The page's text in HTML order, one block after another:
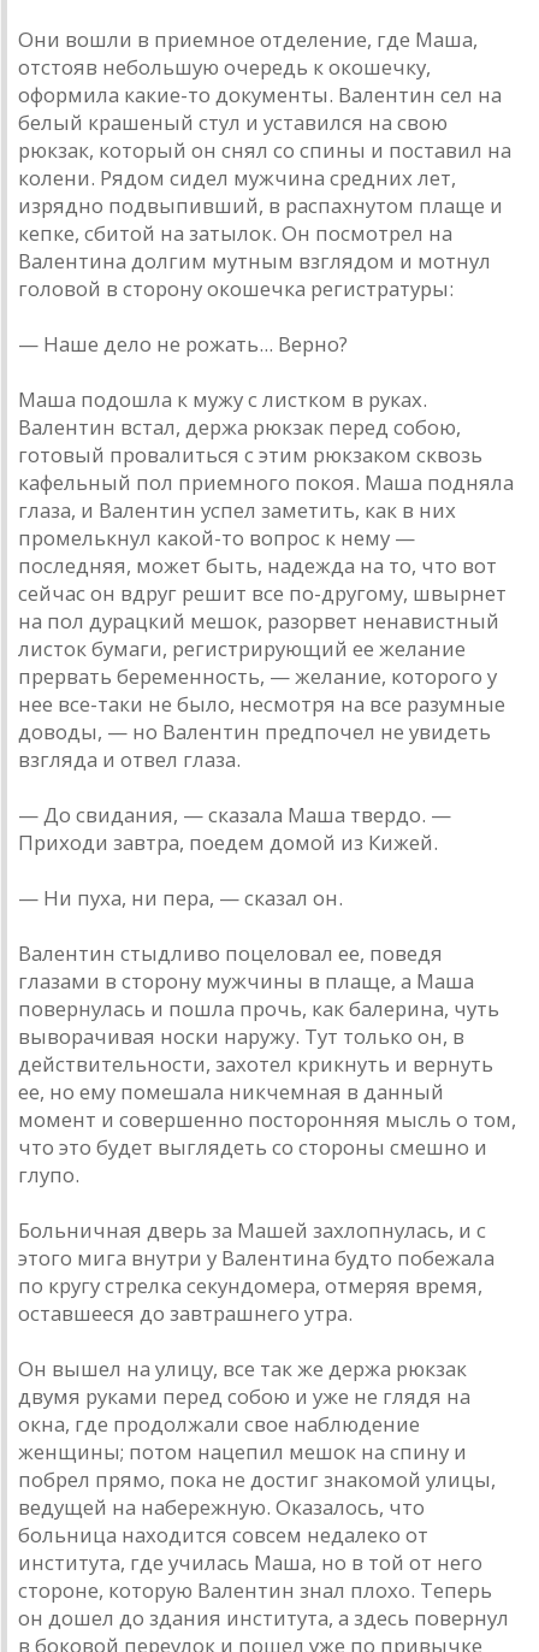
Они вошли в приемное отделение, где Маша,
отстояв небольшую очередь к окошечку,
оформила какие-то документы. Валентин сел на
белый крашеный стул и уставился на свою
рюкзак, который он снял со спины и поставил на
колени. Рядом сидел мужчина средних лет,
изрядно подвыпивший, в распахнутом плаще и
кепке, сбитой на затылок. Он посмотрел на
Валентина долгим мутным взглядом и мотнул
головой в сторону окошечка регистратуры:
— Наше дело не рожать... Верно?
Маша подошла к мужу с листком в руках.
Валентин встал, держа рюкзак перед собою,
готовый провалиться с этим рюкзаком сквозь
кафельный пол приемного покоя. Маша подняла
глаза, и Валентин успел заметить, как в них
промелькнул какой-то вопрос к нему —
последняя, может быть, надежда на то, что вот
сейчас он вдруг решит все по-другому, швырнет
на пол дурацкий мешок, разорвет ненавистный
листок бумаги, регистрирующий ее желание
прервать беременность, — желание, которого у
нее все-таки не было, несмотря на все разумные
доводы, — но Валентин предпочел не увидеть
взгляда и отвел глаза.
— До свидания, — сказала Маша твердо. —
Приходи завтра, поедем домой из Кижей.
— Ни пуха, ни пера, — сказал он.
Валентин стыдливо поцеловал ее, поведя
глазами в сторону мужчины в плаще, а Маша
повернулась и пошла прочь, как балерина, чуть
выворачивая носки наружу. Тут только он, в
действительности, захотел крикнуть и вернуть
ее, но ему помешала никчемная в данный
момент и совершенно посторонняя мысль о том,
что это будет выглядеть со стороны смешно и
глупо.
Больничная дверь за Машей захлопнулась, и с
этого мига внутри у Валентина будто побежала
по кругу стрелка секундомера, отмеряя время,
оставшееся до завтрашнего утра.
Он вышел на улицу, все так же держа рюкзак
двумя руками перед собою и уже не глядя на
окна, где продолжали свое наблюдение
женщины; потом нацепил мешок на спину и
побрел прямо, пока не достиг знакомой улицы,
ведущей на набережную. Оказалось, что
больница находится совсем недалеко от
института, где училась Маша, но в той от него
стороне, которую Валентин знал плохо. Теперь
он дошел до здания института, а здесь повернул
в боковой переулок и пошел уже по привычке